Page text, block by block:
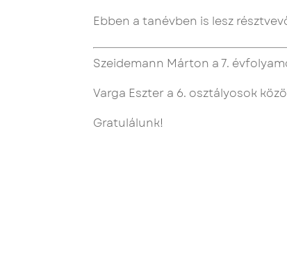
Ebben a tanévben is lesz
Szeidemann Márton a 7.
Varga Eszter a 6. osztályosok
Gratulálunk!